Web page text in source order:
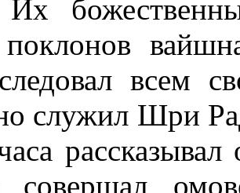
всем
служил Шри
совершал